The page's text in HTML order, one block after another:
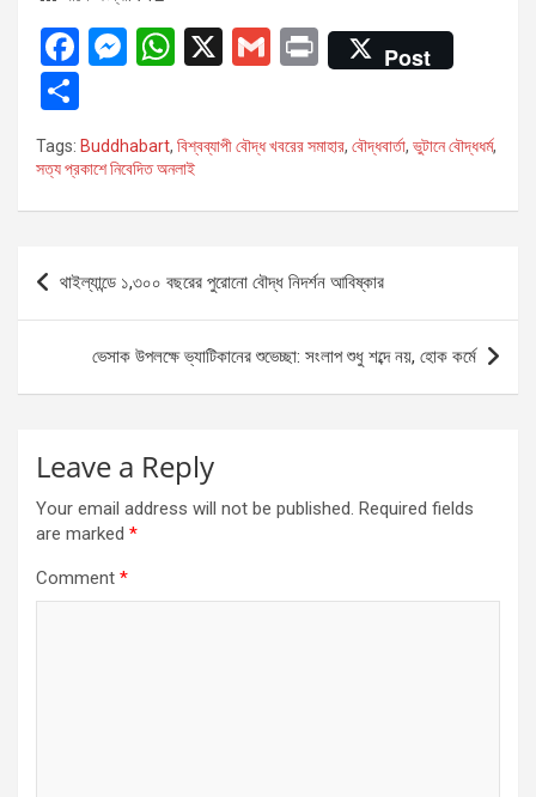
F
b
o
k
M
n
g
W
s
A
p
X
G
Pr
in
Post
h
ar
e
Tags: Buddhabart, বিশ্বব্যাপী বৌদ্ধ খবরের সমাহার, বৌদ্ধবার্তা, ভুটানে বৌদ্ধধর্ম,
সত্য প্রকাশে নিবেদিত অনলাই
Post
navigation
থাইল্যান্ডে ১,৩০০ বছরের পুরোনো বৌদ্ধ নিদর্শন আবিষ্কার
ভেসাক উপলক্ষে ভ্যাটিকানের শুভেচ্ছা: সংলাপ শুধু শব্দে নয়, হোক কর্মে
Leave a Reply
Your email address will not be published. Required fields
are marked *
Comment *